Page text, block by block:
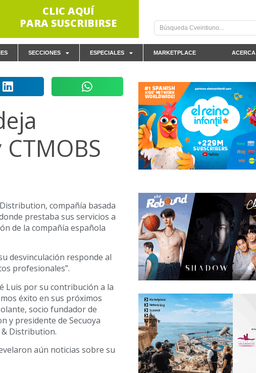
CLIC AQUÍ
PARA SUSCRIBIRSE
SECCIONES ESPECIALES MARKETPLACE
compañía basada
prestaba sus servicios a
de la compañía española
desvinculación responde al
profesionales”.
Luis por su contribución a la
éxito en sus próximos
socio fundador de
y presidente de Secuoya
& Distribution.
aún noticias sobre su